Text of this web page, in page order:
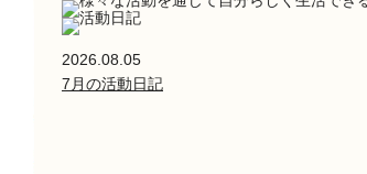
2026.08.05
7月の活動日記